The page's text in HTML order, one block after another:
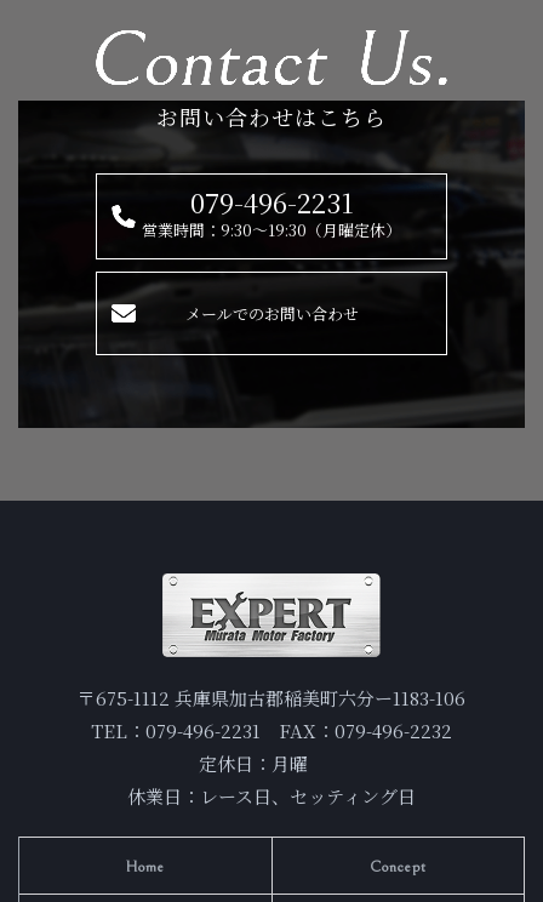
お問い合わせはこちら
079-496-2231
営業時間：9:30～19:30（月曜定休）
メールでのお問い合わせ
〒675-1112 兵庫県加古郡稲美町六分ー1183-106
TEL：079-496-2231 FAX：079-496-2232
定休日：月曜
休業日：レース日、セッティング日
Home Concept